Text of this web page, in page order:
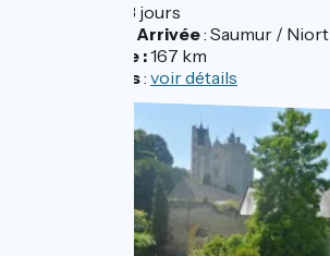
3 jours
Départ / Arrivée: Saumur / Niort
Distance :167 km
Parcours: voir détails